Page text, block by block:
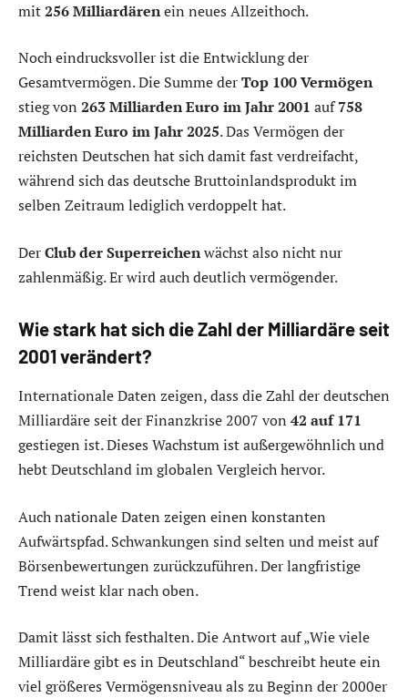
mit256 Milliardärenein neues Allzeithoch.
Noch eindrucksvoller ist die Entwicklung der
Gesamtvermögen. Die Summe derTop 100 Vermögen
stieg von 263 Milliarden Euro im Jahr 2001 auf758
Milliarden Euro im Jahr 2025. Das Vermögen der
reichsten Deutschen hat sich damit fast verdreifacht,
während sich das deutsche Bruttoinlandsprodukt im
selben Zeitraum lediglich verdoppelt hat.
DerClub der Superreichenwächst also nicht nur
zahlenmäßig. Er wird auch deutlich vermögender.
Wie stark hat sich die Zahl der Milliardäre seit
2001 verändert?
Internationale Daten zeigen, dass die Zahl der deutschen
Milliardäre seit der Finanzkrise 2007 von 42 auf 171
gestiegen ist. Dieses Wachstum ist außergewöhnlich und
hebt Deutschland im globalen Vergleich hervor.
Auch nationale Daten zeigen einen konstanten
Aufwärtspfad. Schwankungen sind selten und meist auf
Börsenbewertungen zurückzuführen. Der langfristige
Trend weist klar nach oben.
Damit lässt sich festhalten. Die Antwort auf „Wie viele
Milliardäre gibt es in Deutschland“ beschreibt heute ein
viel größeres Vermögensniveau als zu Beginn der 2000er